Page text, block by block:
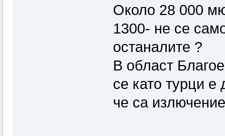
Около 28 000
1300- не се
останалите ?
В област
се като турци
че са